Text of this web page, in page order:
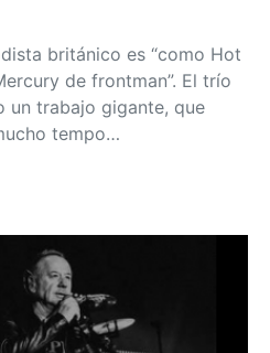
británico es “como Hot
de frontman”. El trío
un trabajo gigante, que
tempo…